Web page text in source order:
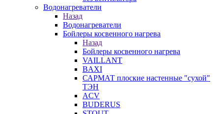
Водонагреватели
Назад
Водонагреватели
Бойлеры косвенного нагрева
Назад
Бойлеры косвенного нагрева
VAILLANT
BAXI
САРМАТ плоские настенные "сухой"
ТЭН
ACV
BUDERUS